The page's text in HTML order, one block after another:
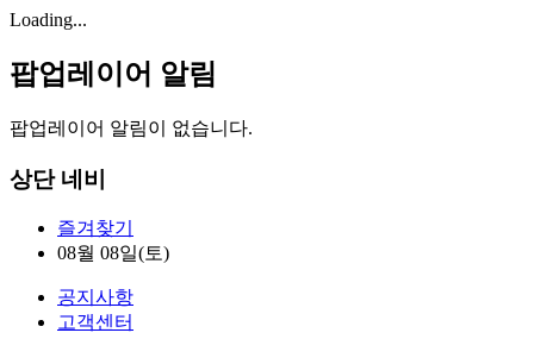
Loading...
팝업레이어 알림
팝업레이어 알림이 없습니다.
상단 네비
즐겨찾기
08월 08일(토)
공지사항
고객센터